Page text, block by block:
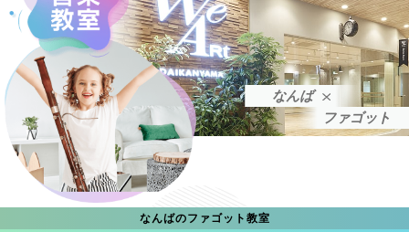
なんば
ファゴット
なんばのファゴット教室